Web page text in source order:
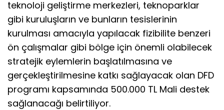
teknoloji geliştirme merkezleri, teknoparklar
gibi kuruluşların ve bunların tesislerinin
kurulması amacıyla yapılacak fizibilite benzeri
ön çalışmalar gibi bölge için önemli olabilecek
stratejik eylemlerin başlatılmasına ve
gerçekleştirilmesine katkı sağlayacak olan DFD
programı kapsamında 500.000 TL Mali destek
sağlanacağı belirtiliyor.